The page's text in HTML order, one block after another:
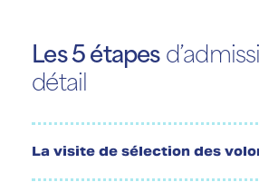
Les 5 étapes
détail
La visite de sélection des